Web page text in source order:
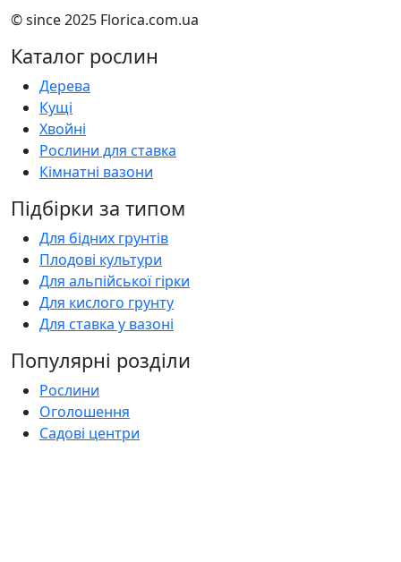
© since 2025 Florica.com.ua
Каталог рослин
Дерева
Кущі
Хвойні
Рослини для ставка
Кімнатні вазони
Підбірки за типом
Для бідних грунтів
Плодові культури
Для альпійської гірки
Для кислого грунту
Для ставка у вазоні
Популярні розділи
Рослини
Оголошення
Садові центри